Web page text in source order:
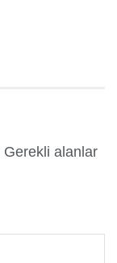
Gerekli alanlar